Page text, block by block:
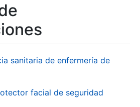
sanitaria de enfermería de
facial de seguridad